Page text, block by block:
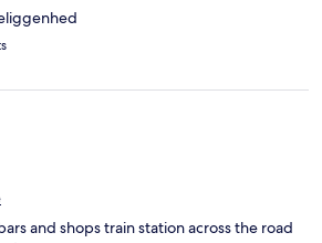
and shops train station across the road